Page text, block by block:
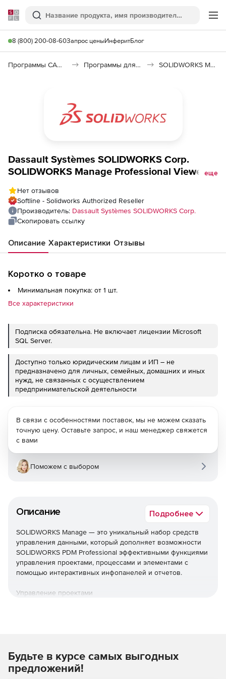
Softline
Поиск
8 (800) 200-08-60Запрос ценыИнферитБлог
Программы САПР и ГИС Программы для машиностроения SOLIDWORKS Manage
Dassault Systèmes SOLIDWORKS Corp.
SOLIDWORKS Manage Professional Viewerеще
Нет отзывов
Softline - Solidworks Authorized Reseller
Производитель: Dassault Systèmes SOLIDWORKS Corp.
Скопировать ссылку
Описание Характеристики Отзывы
Коротко о товаре
Минимальная покупка: от 1 шт.
Все характеристики
Подписка обязательна. Не включает лицензии Microsoft
SQL Server.
Доступно только юридическим лицам и ИП – не
предназначено для личных, семейных, домашних и иных
нужд, не связанных с осуществлением
предпринимательской деятельности
Описание Подробнее
SOLIDWORKS Manage — это уникальный набор средств
управления данными, который дополняет возможности
SOLIDWORKS PDM Professional эффективными функциями
управления проектами, процессами и элементами с
помощью интерактивных инфопанелей и отчетов.
Управление проектами
Управление этапами проекта, сроками и контрольными
точками, а также ресурсами и их емкостью. Отслеживание
хода выполнения работы с помощью задач и табелей
В связи с особенностями поставок, мы не можем сказать
точную цену. Оставьте запрос, и наш менеджер свяжется
с вами
Поможем с выбором
Будьте в курсе самых выгодных
предложений!